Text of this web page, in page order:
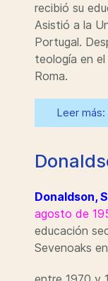
recibió su
Asistió a la
Portugal.
teología en
Roma.
Leer
Donaldson,
agosto de
educación
Sevenoaks